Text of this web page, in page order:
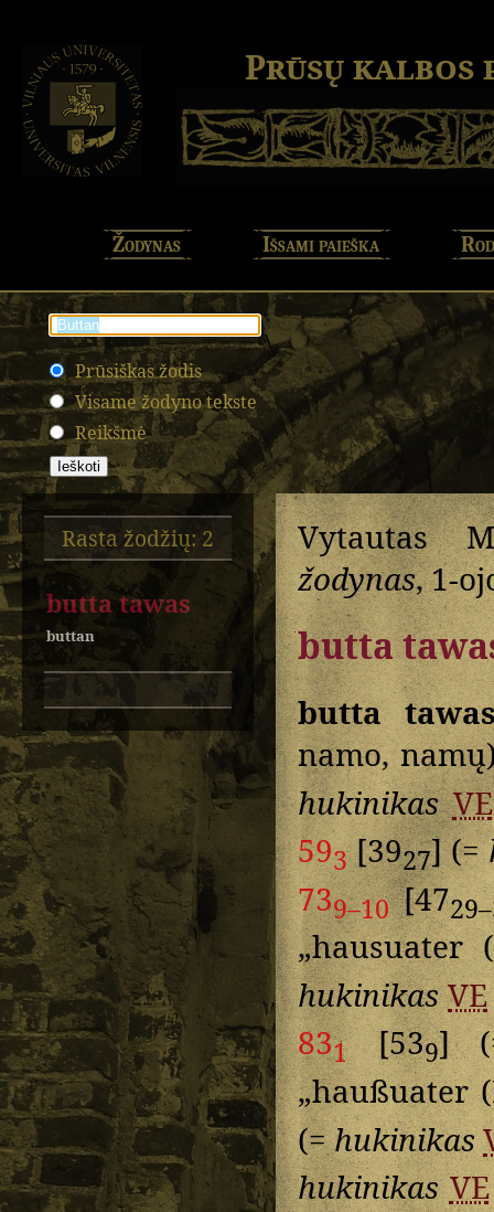
Prūsų kalbos
Žodynas Išsami paieška
Prūsiškas žodis
Visame žodyno tekste
Reikšmė
Rasta žodžių: 2
butta tawas
buttan
Vytautas
žodynas, 1-
butta
butta
namo,
hukinikas VE
593[3927] (=
739–10[47
hukinikas VE
831[539]
„haußuater
(=hukinikas
hukinikas VE